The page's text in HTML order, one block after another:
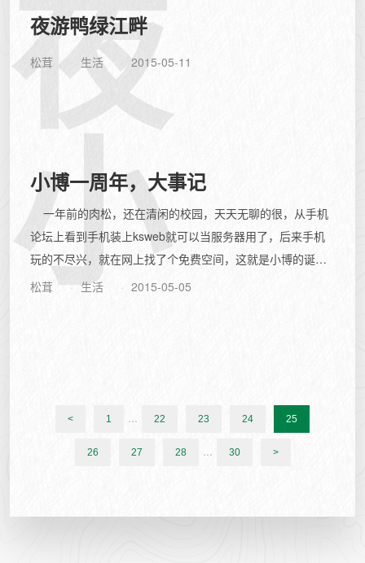
夜
夜游鸭绿江畔
松茸 生活 2015-05-11
小
小博一周年，大事记
一年前的肉松，还在清闲的校园，天天无聊的很，从手机
论坛上看到手机装上ksweb就可以当服务器用了，后来手机
玩的不尽兴，就在网上找了个免费空间，这就是小博的诞
生。大事记...
松茸 生活 2015-05-05
< 1 ... 22 23 24 25
26 27 28 ... 30 >